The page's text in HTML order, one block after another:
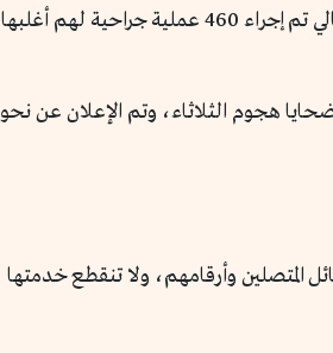
اللبناني إن 100 مستشفى واجهت وضعاً حرجاً بسبب استقبال أعداد كبيرة من المصابين في وقت واحد، وحتى صباح اليوم التالي تم إجراء 460 عملية جراحية لهم أغلبها
جثامين ضحايا هجوم الثلاثاء، وتم الإعلان عن نحو
المتصلين وأرقامهم، ولا تنقطع خدمتها